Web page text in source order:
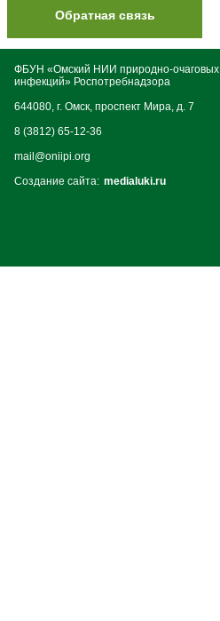
Обратная связь
ФБУН «Омский НИИ природно-очаговых
инфекций» Роспотребнадзора
644080, г. Омск, проспект Мира, д. 7
8 (3812) 65-12-36
mail@oniipi.org
Создание сайта: medialuki.ru